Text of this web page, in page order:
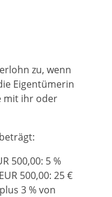
zu, wenn
Eigentümerin
mit ihr oder
500,00: 5 %
500,00: 25 €
3 % von